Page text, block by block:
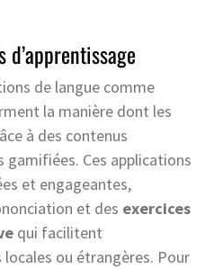
de langue comme
la manière dont les
à des contenus
Ces applications
et engageantes,
et des exercices
qui facilitent
locales ou étrangères. Pour